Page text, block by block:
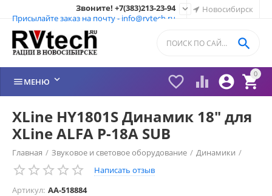
Новосибирск
Звоните! +7(383)213-23-94
Присылайте заказ на почту - info@rvtech.ru

0


 

МЕНЮ 
XLine HY1801S Динамик 18" для
XLine ALFA P-18A SUB
Главная / Звуковое и световое оборудование / Динамики /
Написать отзыв
Артикул: AA-518884